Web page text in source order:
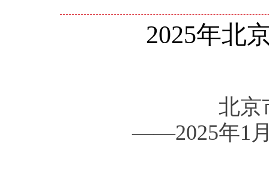
2025年北
北京
——2025年1